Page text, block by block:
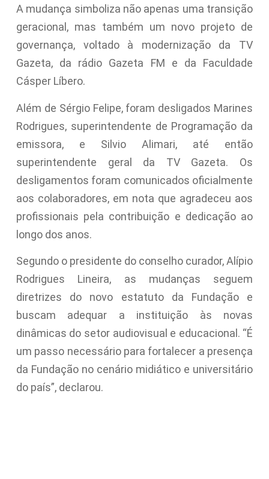
A mudança simboliza não apenas uma transição
geracional, mas também um novo projeto de
governança, voltado à modernização da TV
Gazeta, da rádio Gazeta FM e da Faculdade
Cásper Líbero.
Além de Sérgio Felipe, foram desligados Marines
Rodrigues, superintendente de Programação da
emissora, e Silvio Alimari, até então
superintendente geral da TV Gazeta. Os
desligamentos foram comunicados oficialmente
aos colaboradores, em nota que agradeceu aos
profissionais pela contribuição e dedicação ao
longo dos anos.
Segundo o presidente do conselho curador, Alípio
Rodrigues Lineira, as mudanças seguem
diretrizes do novo estatuto da Fundação e
buscam adequar a instituição às novas
dinâmicas do setor audiovisual e educacional. “É
um passo necessário para fortalecer a presença
da Fundação no cenário midiático e universitário
do país”, declarou.